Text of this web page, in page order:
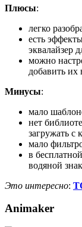
Плюсы:
легко
есть
эквалайзер
можно
добавить
Минусы:
мало
нет
загружать с
мало
в
водяной
Это интересно:
Animaker